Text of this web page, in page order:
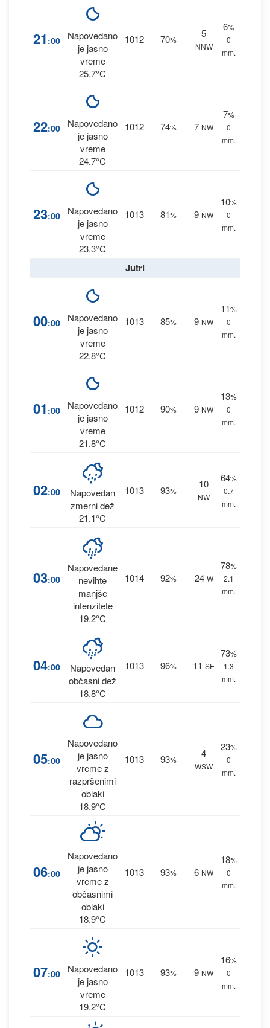
21 :00
Napovedano
je jasno
vreme
25.7°C
1012 70%
5
NNW
6%
0
mm.
22:00
Napovedano
je jasno
vreme
24.7°C
1012 74% 7 NW
7%
0
mm.
23:00
Napovedano
je jasno
vreme
23.3°C
1013 81% 9 NW
10%
0
mm.
Jutri
00:00
Napovedano
je jasno
vreme
22.8°C
1013 85% 9 NW
11%
0
mm.
01 :00
Napovedano
je jasno
vreme
21.8°C
1012 90% 9 NW
13%
0
mm.
02:00
Napovedan
zmerni dež
21.1°C
1013 93%
10
NW
64%
0.7
mm.
03:00
Napovedane
nevihte
manjše
intenzitete
19.2°C
1014 92% 24 W
78%
2.1
mm.
04:00
Napovedan
občasni dež
18.8°C
1013 96% 11 SE
73%
1.3
mm.
05:00
Napovedano
je jasno
vreme z
razpršenimi
oblaki
18.9°C
1013 93%
4
WSW
23%
0
mm.
06:00
Napovedano
je jasno
vreme z
občasnimi
oblaki
18.9°C
1013 93% 6 NW
18%
0
mm.
07:00
Napovedano
je jasno
vreme
19.2°C
1013 93% 9 NW
16%
0
mm.